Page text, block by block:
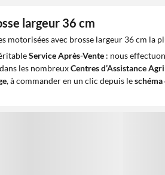
largeur 36 cm
motorisées avec brosse largeur 36 cm la
Service Après-Vente : nous
les nombreuxCentres d’Assistance
, à commander en un clic depuis leschéma